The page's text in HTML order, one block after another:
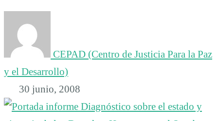
CEPAD (Centro de Justicia Para la Paz
y el Desarrollo)
30 junio, 2008